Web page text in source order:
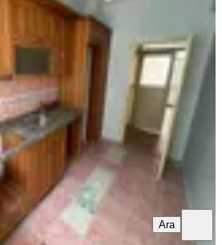
3 Nolu Erdoğdu Mahallesi
2. Kat 04.08.2026
Zengin
Ara